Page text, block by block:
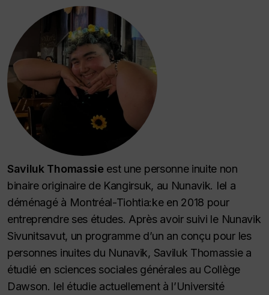
Saviluk Thomassie est une personne inuite non
binaire originaire de Kangirsuk, au Nunavik. Iel a
déménagé à Montréal-Tiohtia:ke en 2018 pour
entreprendre ses études. Après avoir suivi le Nunavik
Sivunitsavut, un programme d’un an conçu pour les
personnes inuites du Nunavik, Saviluk Thomassie a
étudié en sciences sociales générales au Collège
Dawson. Iel étudie actuellement à l’Université